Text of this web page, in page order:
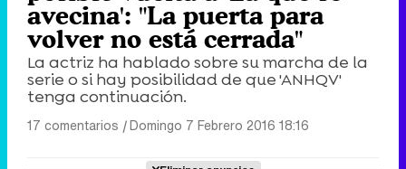
avecina': "La puerta para
volver no está cerrada"
La actriz ha hablado sobre su marcha de la
serie o si hay posibilidad de que 'ANHQV'
tenga continuación.
17 comentarios |Domingo 7 Febrero 2016 18:16